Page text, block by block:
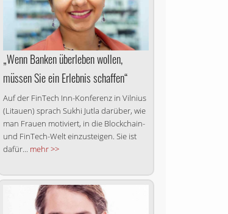
„Wenn Banken überleben wollen,
müssen Sie ein Erlebnis schaffen“
Auf der FinTech Inn-Konferenz in Vilnius
(Litauen) sprach Sukhi Jutla darüber, wie
man Frauen motiviert, in die Blockchain-
und FinTech-Welt einzusteigen. Sie ist
dafür... mehr >>